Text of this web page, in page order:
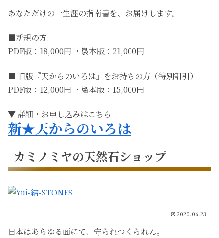
あなただけの一生涯の指南書を、お届けします。
■新規の方
PDF版：18,000円 ・製本版：21,000円
■ 旧版『天からのいろは』をお持ちの方（特別割引）
PDF版：12,000円 ・製本版：15,000円
▼ 詳細・お申し込みはこちら
新★天からのいろは
カミノミヤの天然石ショップ
2020.06.23
日本はあらゆる面にて、守られつくられん。